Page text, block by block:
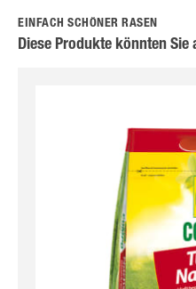
EINFACH SCHÖNER RASEN
Diese Produkte könnten Sie